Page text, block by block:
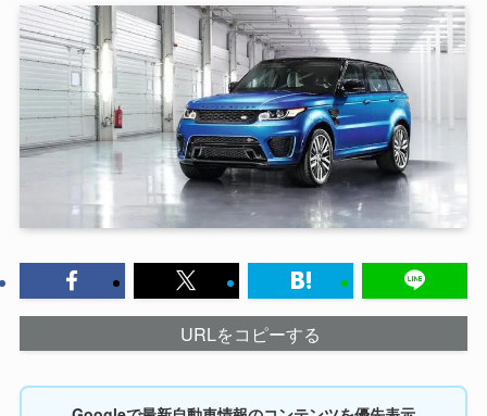
URLをコピーする